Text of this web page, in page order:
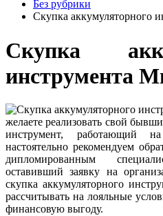
Без рубрики
Скупка аккумуляторного
Скупка
инструмента
желаете реализовать свой
инструмент, работающий на
настоятельно рекомендуем
дипломированным
оставивший заявку на
скупка аккумуляторного
рассчитывать на лояльные
финансовую выгоду.